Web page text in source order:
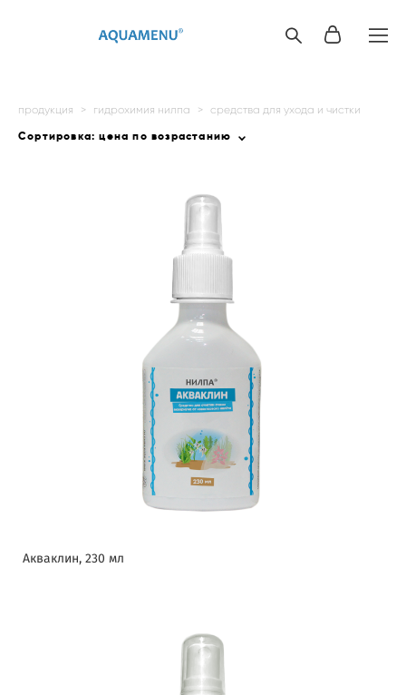
продукция > гидрохимия нилпа > средства для ухода и чистки
Сортировка: цена по возрастанию
Акваклин, 230 мл